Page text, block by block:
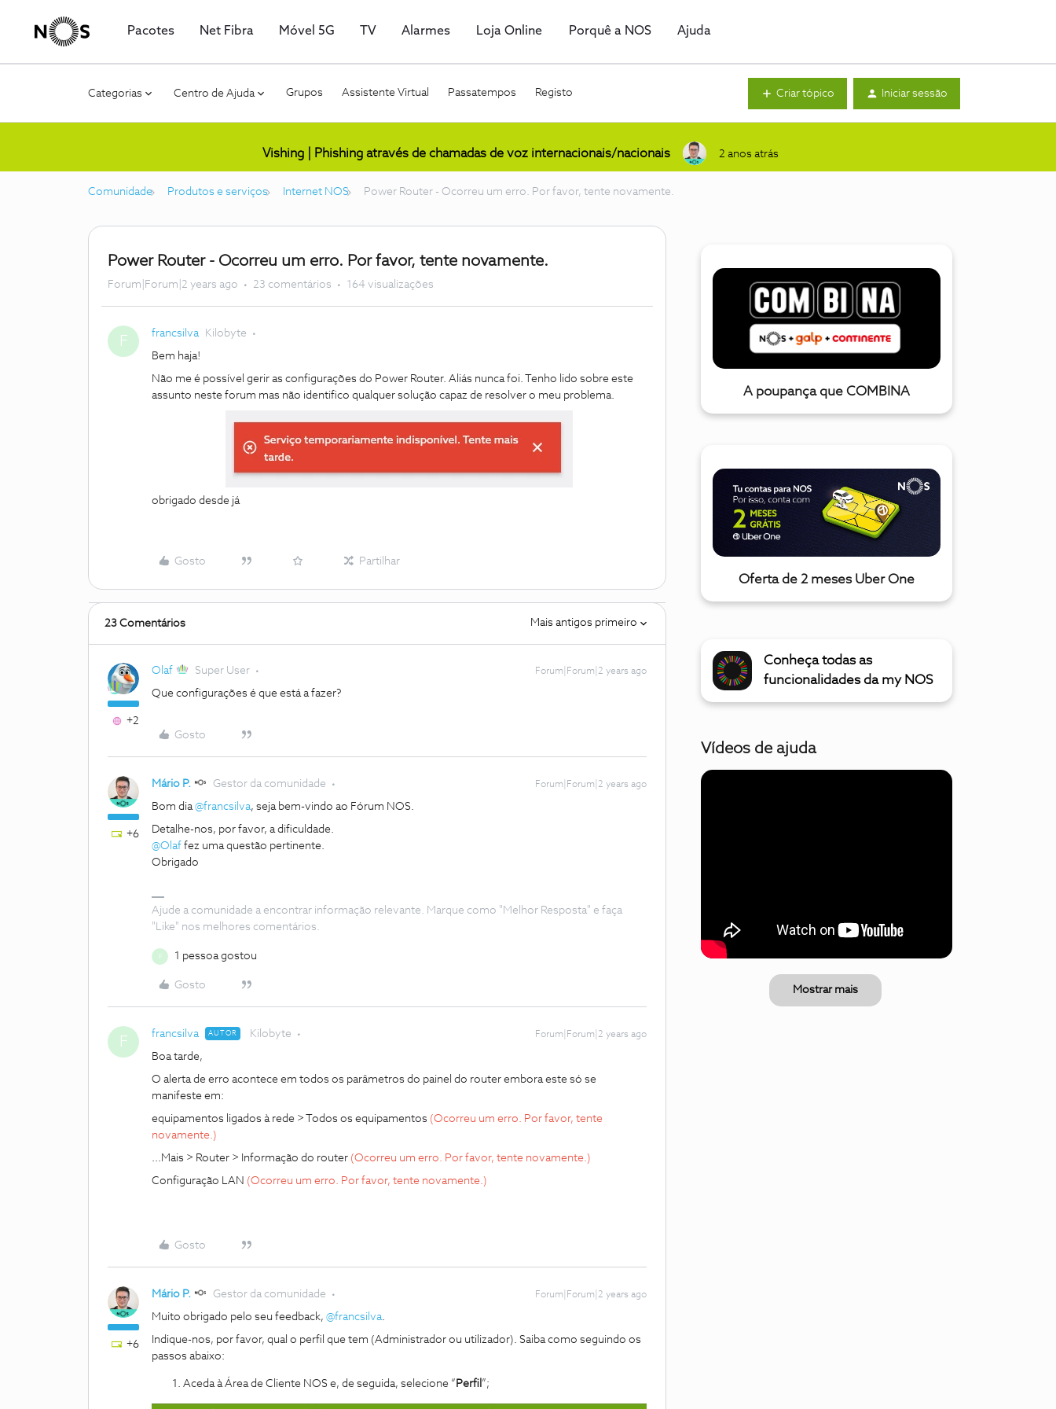
Pacotes Net Fibra Móvel 5G TV Alarmes Loja Online Porquê a NOS Ajuda
Categorias Centro de Ajuda Grupos Assistente Virtual Passatempos Registo Criar tópico Iniciar sessão
Vishing | Phishing através de chamadas de voz internacionais/nacionais 2 anos atrás
Comunidade Produtos e serviços Internet NOS Power Router - Ocorreu um erro. Por favor, tente novamente.
Power Router - Ocorreu um erro. Por favor, tente novamente.
Forum|Forum|2 years ago 23 comentários 164 visualizações
F francsilva Kilobyte
Bem haja!
Não me é possível gerir as configurações do Power Router. Aliás nunca foi. Tenho lido sobre este
assunto neste forum mas não identifico qualquer solução capaz de resolver o meu problema.
obrigado desde já
Gosto Partilhar
23 Comentários Mais antigos primeiro
+2
Olaf Super User Forum|Forum|2 years ago
Que configurações é que está a fazer?
Gosto
+6
Mário P. Gestor da comunidade Forum|Forum|2 years ago
Bom dia@francsilva, seja bem-vindo ao Fórum NOS.
Detalhe-nos, por favor, a dificuldade.
@Olaf fez uma questão pertinente.
Obrigado
Ajude a comunidade a encontrar informação relevante. Marque como "Melhor Resposta" e faça
"Like" nos melhores comentários.
1 pessoa gostou
Gosto
F francsilva AUTOR Kilobyte Forum|Forum|2 years ago
Boa tarde,
O alerta de erro acontece em todos os parâmetros do painel do router embora este só se
manifeste em:
equipamentos ligados à rede > Todos os equipamentos (Ocorreu um erro. Por favor, tente
novamente.)
...Mais > Router > Informação do router (Ocorreu um erro. Por favor, tente novamente.)
Configuração LAN (Ocorreu um erro. Por favor, tente novamente.)
Gosto
+6
Mário P. Gestor da comunidade Forum|Forum|2 years ago
Muito obrigado pelo seu feedback, @francsilva.
Indique-nos, por favor, qual o perfil que tem (Administrador ou utilizador). Saiba como seguindo os
passos abaixo:
Aceda à Área de Cliente NOS e, de seguida, selecione “ Perfil ”;
A poupança que COMBINA
Oferta de 2 meses Uber One
Conheça todas as
funcionalidades da my NOS
Vídeos de ajuda
Mostrar mais